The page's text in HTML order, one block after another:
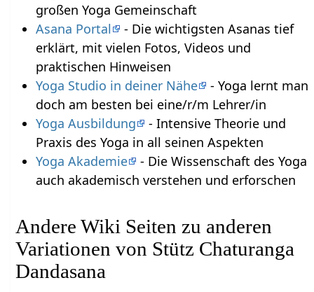
großen Yoga Gemeinschaft
Asana Portal
- Die wichtigsten Asanas tief
erklärt, mit vielen Fotos, Videos und
praktischen Hinweisen
Yoga Studio in deiner Nähe
- Yoga lernt man
doch am besten bei eine/r/m Lehrer/in
Yoga Ausbildung
- Intensive Theorie und
Praxis des Yoga in all seinen Aspekten
Yoga Akademie
- Die Wissenschaft des Yoga
auch akademisch verstehen und erforschen
Andere Wiki Seiten zu anderen
Variationen von Stütz Chaturanga
Dandasana